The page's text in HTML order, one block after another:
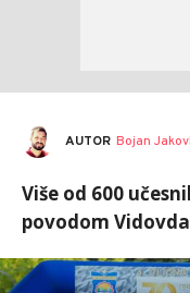
AUTOR Bojan
Više od 600
povodom